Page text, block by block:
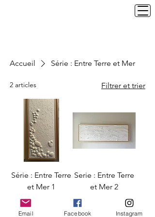
Accueil Série : Entre Terre et Mer
2 articles Filtrer et trier
Série : Entre Terre
et Mer 1
Serie : Entre Terre
et Mer 2
Email Facebook Instagram